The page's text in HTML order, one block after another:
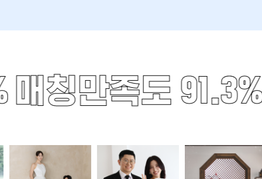
매칭만족도 91.3%